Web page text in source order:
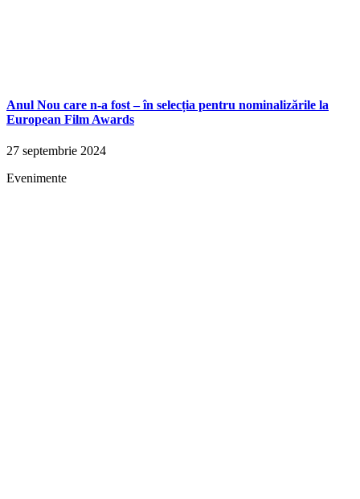
Anul Nou care n-a fost – în selecția pentru nominalizările la
European Film Awards
27 septembrie 2024
Evenimente